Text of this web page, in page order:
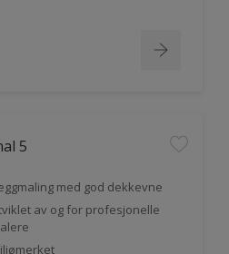
5
med god dekkevne
av og for profesjonelle